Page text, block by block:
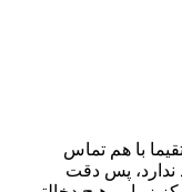
با هم تماس
ندارد، پس دقت